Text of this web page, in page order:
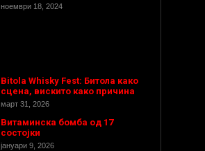
ноември 18, 2024
Bitola Whisky Fest: Битола како
сцена, вискито како причина
март 31, 2026
Витаминска бомба од 17
состојки
јануари 9, 2026